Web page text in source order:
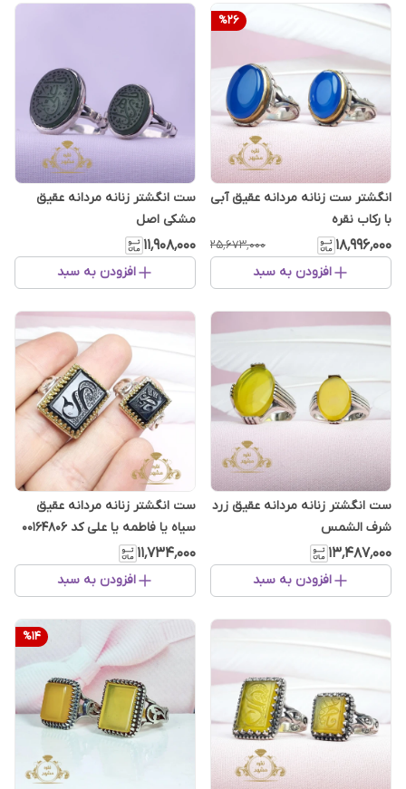
%26
انگشتر ست زنانه مردانه عقیق آبی
با رکاب نقره
۱۸٬۹۹۶٬۰۰۰ ۲۵٬۶۷۳٬۰۰۰
افزودن به سبد
ست انگشتر زنانه مردانه عقیق
مشکی اصل
۱۱٬۹۰۸٬۰۰۰
افزودن به سبد
ست انگشتر زنانه مردانه عقیق زرد
شرف الشمس
۱۳٬۴۸۷٬۰۰۰
افزودن به سبد
ست انگشتر زنانه مردانه عقیق
سیاه یا فاطمه یا علی کد 00164806
۱۱٬۷۳۴٬۰۰۰
افزودن به سبد
%14